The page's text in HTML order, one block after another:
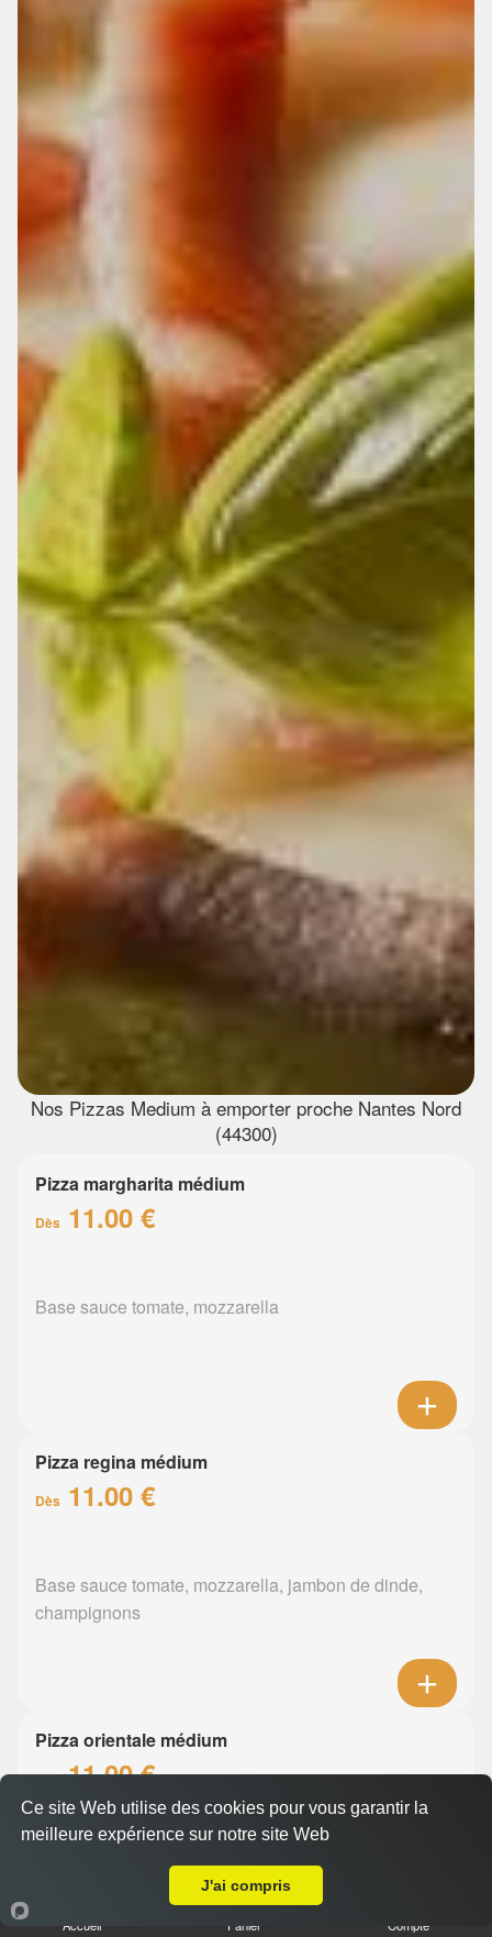
Nos Pizzas Medium à emporter proche Nantes Nord
(44300)
Pizza margharita médium
Dès 11.00 €
Base sauce tomate, mozzarella
Pizza regina médium
Dès 11.00 €
Base sauce tomate, mozzarella, jambon de dinde,
champignons
Pizza orientale médium
Dès11.00 €
Base sauce tomate, mozzarella, merguez, poivrons
Accueil Panier Compte
Ce site Web utilise des cookies pour vous garantir la
meilleure expérience sur notre site Web
J'ai compris